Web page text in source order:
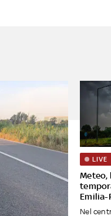
Meteo,
Emilia-
LIVE
Nel